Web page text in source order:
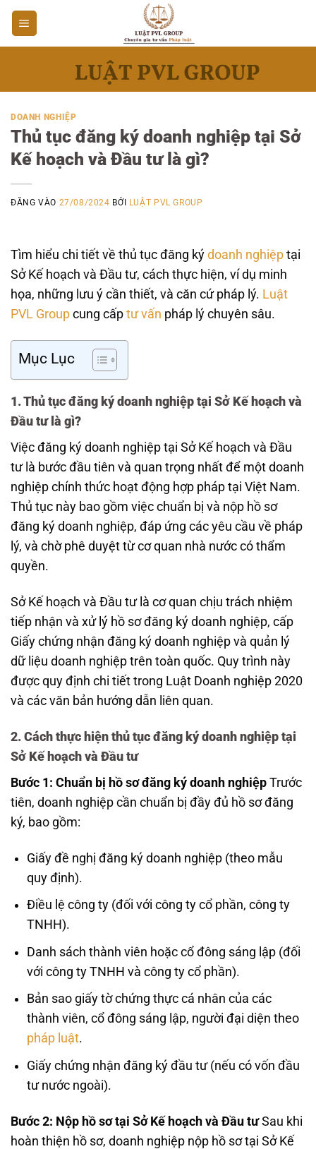
Bỏ
qua
nội
DOANH NGHIỆP
Thủ tục đăng ký doanh nghiệp tại Sở
Kế hoạch và Đầu tư là gì?
ĐĂNG VÀO 27/08/2024 BỞI LUẬT PVL GROUP
Tìm hiểu chi tiết về thủ tục đăng ký doanh nghiệp tại
Sở Kế hoạch và Đầu tư, cách thực hiện, ví dụ minh
họa, những lưu ý cần thiết, và căn cứ pháp lý. Luật
PVL Group cung cấp tư vấn pháp lý chuyên sâu.
Mục Lục
1. Thủ tục đăng ký doanh nghiệp tại Sở Kế hoạch và
Đầu tư là gì?
Việc đăng ký doanh nghiệp tại Sở Kế hoạch và Đầu
tư là bước đầu tiên và quan trọng nhất để một doanh
nghiệp chính thức hoạt động hợp pháp tại Việt Nam.
Thủ tục này bao gồm việc chuẩn bị và nộp hồ sơ
đăng ký doanh nghiệp, đáp ứng các yêu cầu về pháp
lý, và chờ phê duyệt từ cơ quan nhà nước có thẩm
quyền.
Sở Kế hoạch và Đầu tư là cơ quan chịu trách nhiệm
tiếp nhận và xử lý hồ sơ đăng ký doanh nghiệp, cấp
Giấy chứng nhận đăng ký doanh nghiệp và quản lý
dữ liệu doanh nghiệp trên toàn quốc. Quy trình này
được quy định chi tiết trong Luật Doanh nghiệp 2020
và các văn bản hướng dẫn liên quan.
2. Cách thực hiện thủ tục đăng ký doanh nghiệp tại
Sở Kế hoạch và Đầu tư
Bước 1: Chuẩn bị hồ sơ đăng ký doanh nghiệp Trước
tiên, doanh nghiệp cần chuẩn bị đầy đủ hồ sơ đăng
ký, bao gồm:
Giấy đề nghị đăng ký doanh nghiệp (theo mẫu
quy định).
Điều lệ công ty (đối với công ty cổ phần, công ty
TNHH).
Danh sách thành viên hoặc cổ đông sáng lập (đối
với công ty TNHH và công ty cổ phần).
Bản sao giấy tờ chứng thực cá nhân của các
thành viên, cổ đông sáng lập, người đại diện theo
pháp luật.
Giấy chứng nhận đăng ký đầu tư (nếu có vốn đầu
tư nước ngoài).
Bước 2: Nộp hồ sơ tại Sở Kế hoạch và Đầu tưSau khi
hoàn thiện hồ sơ, doanh nghiệp nộp hồ sơ tại Sở Kế